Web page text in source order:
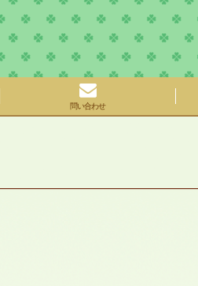
問い合わせ